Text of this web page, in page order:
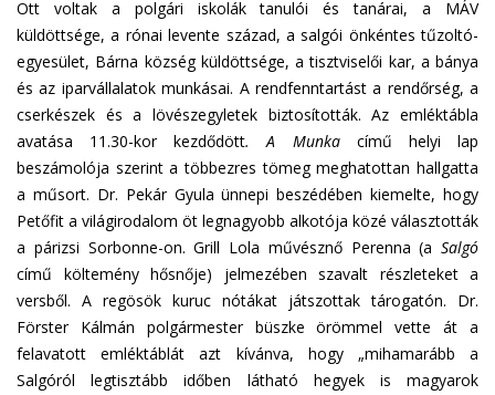
Ott voltak a polgári iskolák tanulói és tanárai, a MÁV
küldöttsége, a rónai levente század, a salgói önkéntes tűzoltó-
egyesület, Bárna község küldöttsége, a tisztviselői kar, a bánya
és az iparvállalatok munkásai. A rendfenntartást a rendőrség, a
cserkészek és a lövészegyletek biztosították. Az emléktábla
avatása 11.30-kor kezdődött. A Munkacímű helyi lap
beszámolója szerint a többezres tömeg meghatottan hallgatta
a műsort. Dr. Pekár Gyula ünnepi beszédében kiemelte, hogy
Petőfit a világirodalom öt legnagyobb alkotója közé választották
a párizsi Sorbonne-on. Grill Lola művésznő Perenna (a Salgó
című költemény hősnője) jelmezében szavalt részleteket a
versből. A regösök kuruc nótákat játszottak tárogatón. Dr.
Förster Kálmán polgármester büszke örömmel vette át a
felavatott emléktáblát azt kívánva, hogy „mihamarább a
Salgóról legtisztább időben látható hegyek is magyarok